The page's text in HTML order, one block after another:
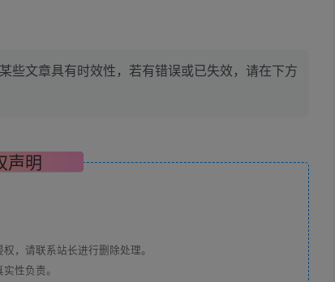
些文章具有时效性，若有错误或已失效，请在下方
声明
，请联系站长进行删除处理。
性负责。